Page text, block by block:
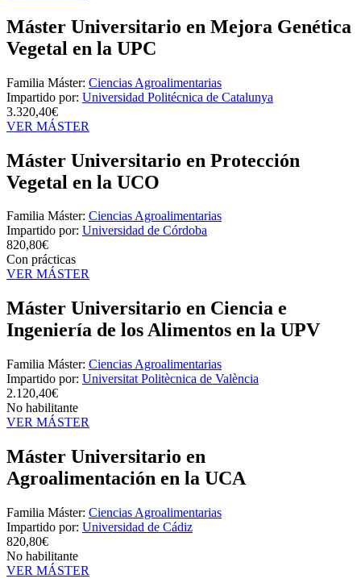
Máster Universitario en Mejora Genética
Vegetal en la UPC
Familia Máster: Ciencias Agroalimentarias
Impartido por: Universidad Politécnica de Catalunya
3.320,40€
VER MÁSTER
Máster Universitario en Protección
Vegetal en la UCO
Familia Máster: Ciencias Agroalimentarias
Impartido por: Universidad de Córdoba
820,80€
Con prácticas
VER MÁSTER
Máster Universitario en Ciencia e
Ingeniería de los Alimentos en la UPV
Familia Máster: Ciencias Agroalimentarias
Impartido por: Universitat Politècnica de València
2.120,40€
No habilitante
VER MÁSTER
Máster Universitario en
Agroalimentación en la UCA
Familia Máster: Ciencias Agroalimentarias
Impartido por: Universidad de Cádiz
820,80€
No habilitante
VER MÁSTER